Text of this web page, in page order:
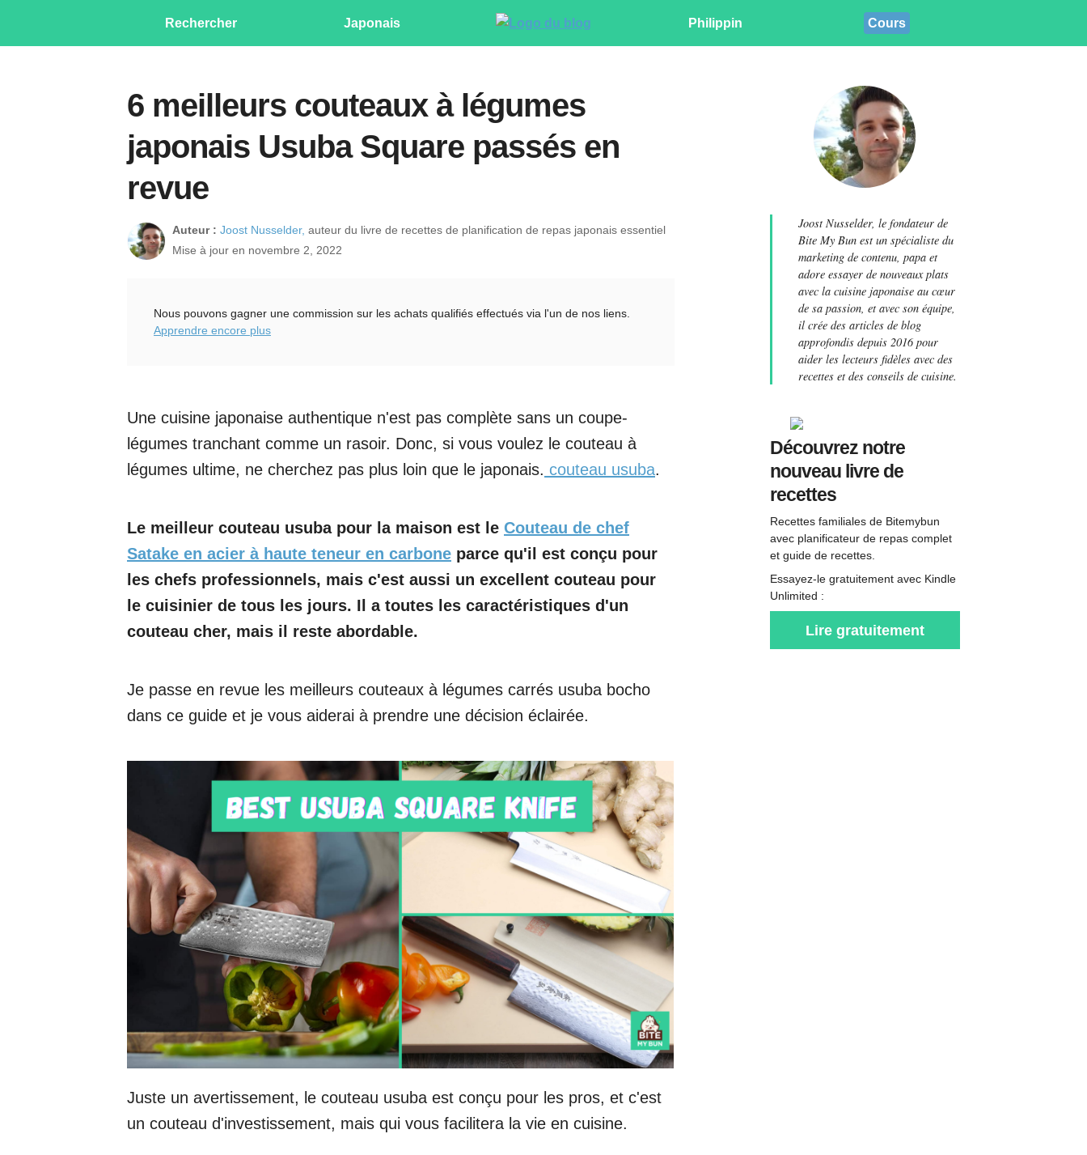
Rechercher Japonais Philippin Cours
6 meilleurs couteaux à légumes
japonais Usuba Square passés en
revue
Auteur : Joost Nusselder, auteur du livre de recettes de planification de repas japonais essentiel
Mise à jour en novembre 2, 2022
Nous pouvons gagner une commission sur les achats qualifiés effectués via l'un de nos liens.
Apprendre encore plus
Une cuisine japonaise authentique n'est pas complète sans un coupe-
légumes tranchant comme un rasoir. Donc, si vous voulez le couteau à
légumes ultime, ne cherchez pas plus loin que le japonais. couteau usuba.
Le meilleur couteau usuba pour la maison est le Couteau de chef
Satake en acier à haute teneur en carbone parce qu'il est conçu pour
les chefs professionnels, mais c'est aussi un excellent couteau pour
le cuisinier de tous les jours. Il a toutes les caractéristiques d'un
couteau cher, mais il reste abordable.
Je passe en revue les meilleurs couteaux à légumes carrés usuba bocho
dans ce guide et je vous aiderai à prendre une décision éclairée.
Juste un avertissement, le couteau usuba est conçu pour les pros, et c'est
un couteau d'investissement, mais qui vous facilitera la vie en cuisine.
Joost Nusselder, le fondateur de
Bite My Bun est un spécialiste du
marketing de contenu, papa et
adore essayer de nouveaux plats
avec la cuisine japonaise au cœur
de sa passion, et avec son équipe,
il crée des articles de blog
approfondis depuis 2016 pour
aider les lecteurs fidèles avec des
recettes et des conseils de cuisine.
Découvrez notre
nouveau livre de
recettes
Recettes familiales de Bitemybun
avec planificateur de repas complet
et guide de recettes.
Essayez-le gratuitement avec Kindle
Unlimited :
Lire gratuitement